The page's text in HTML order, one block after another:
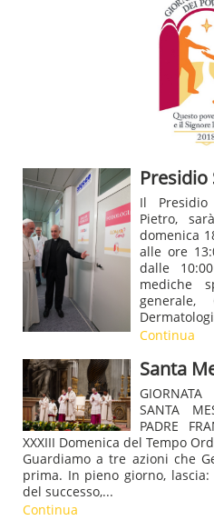
Presidio
Il
Pietro,
domenica
alle ore
dalle
mediche
generale,
Continua
Santa
SANTA
PADRE
XXXIII Domenica del Tempo
Guardiamo a tre azioni che
prima. In pieno giorno,
del successo,...
Continua